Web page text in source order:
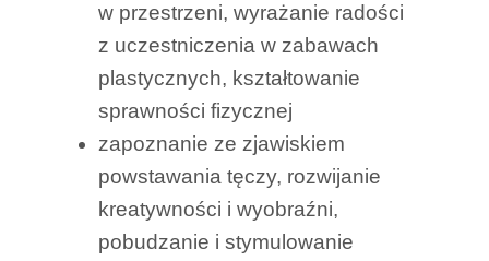
w przestrzeni, wyrażanie radości
z uczestniczenia w zabawach
plastycznych, kształtowanie
sprawności fizycznej
zapoznanie ze zjawiskiem
powstawania tęczy, rozwijanie
kreatywności i wyobraźni,
pobudzanie i stymulowanie